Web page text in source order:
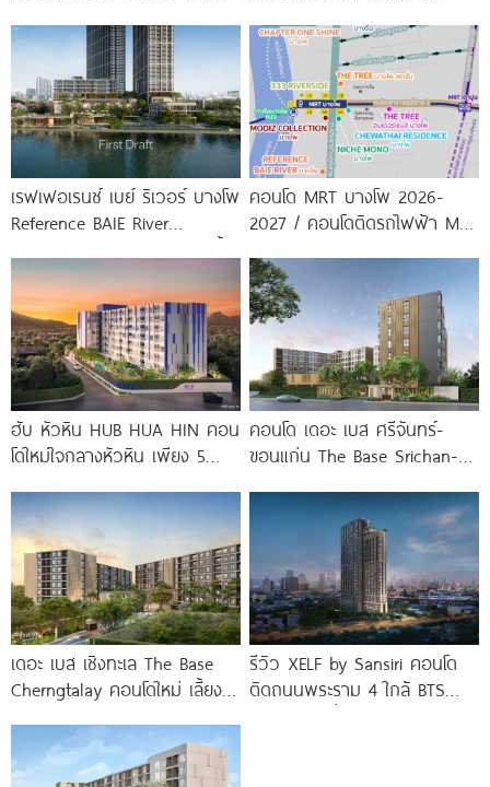
สายสีม่วง
พร้อมรับ-ส่ง
เรฟเฟอเรนซ์ เบย์ ริเวอร์ บางโพ
Reference BAIE River
จาก
คอนโด MRT บางโพ 2026-
2027 / คอนโดติดรถไฟฟ้า MRT
ฮับ หัวหิน HUB HUA HIN คอน
โดใหม่ใจกลางหัวหิน เพียง 5
คอนโด เดอะ เบส ศรีจันทร์-
ขอนแก่น The Base Srichan-
ขอนแก่น
เดอะ เบส เชิงทะเล The Base
Cherngtalay คอนโดใหม่ เลี้ยง
รีวิว XELF by Sansiri คอนโด
ติดถนนพระราม 4 ใกล้ BTS